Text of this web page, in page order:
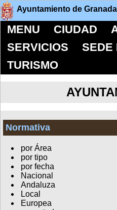
Ayuntamiento de Granada
MENU CIUDAD
SERVICIOS
SEDE
TURISMO
Normativa
por Área
por tipo
por fecha
Nacional
Andaluza
Local
Europea